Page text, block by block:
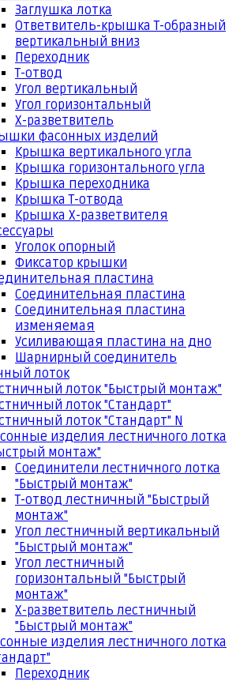
Заглушка лотка
Ответвитель-крышка Т-образный
вертикальный вниз
Переходник
Т-отвод
Угол вертикальный
Угол горизонтальный
Х-разветвитель
фасонных изделий
Крышка вертикального угла
Крышка горизонтального угла
Крышка переходника
Крышка Т-отвода
Крышка Х-разветвителя
Уголок опорный
Фиксатор крышки
пластина
Соединительная пластина
Соединительная пластина
изменяемая
Усиливающая пластина на дно
Шарнирный соединитель
лоток
лоток "Быстрый монтаж"
лоток "Стандарт"
лоток "Стандарт" N
изделия лестничного лотка
монтаж"
Соединители лестничного лотка
"Быстрый монтаж"
Т-отвод лестничный "Быстрый
монтаж"
Угол лестничный вертикальный
"Быстрый монтаж"
Угол лестничный
горизонтальный "Быстрый
монтаж"
Х-разветвитель лестничный
"Быстрый монтаж"
изделия лестничного лотка
Переходник